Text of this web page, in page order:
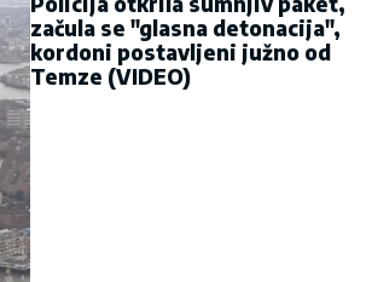
začula se "glasna detonacija",
kordoni postavljeni južno od
Temze (VIDEO)